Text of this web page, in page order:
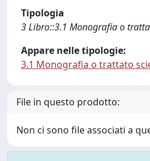
Tipologia
3 Libro::3.1 Monografia o
Appare nelle tipologie:
3.1 Monografia o trattato
File in questo prodotto:
Non ci sono file associati a